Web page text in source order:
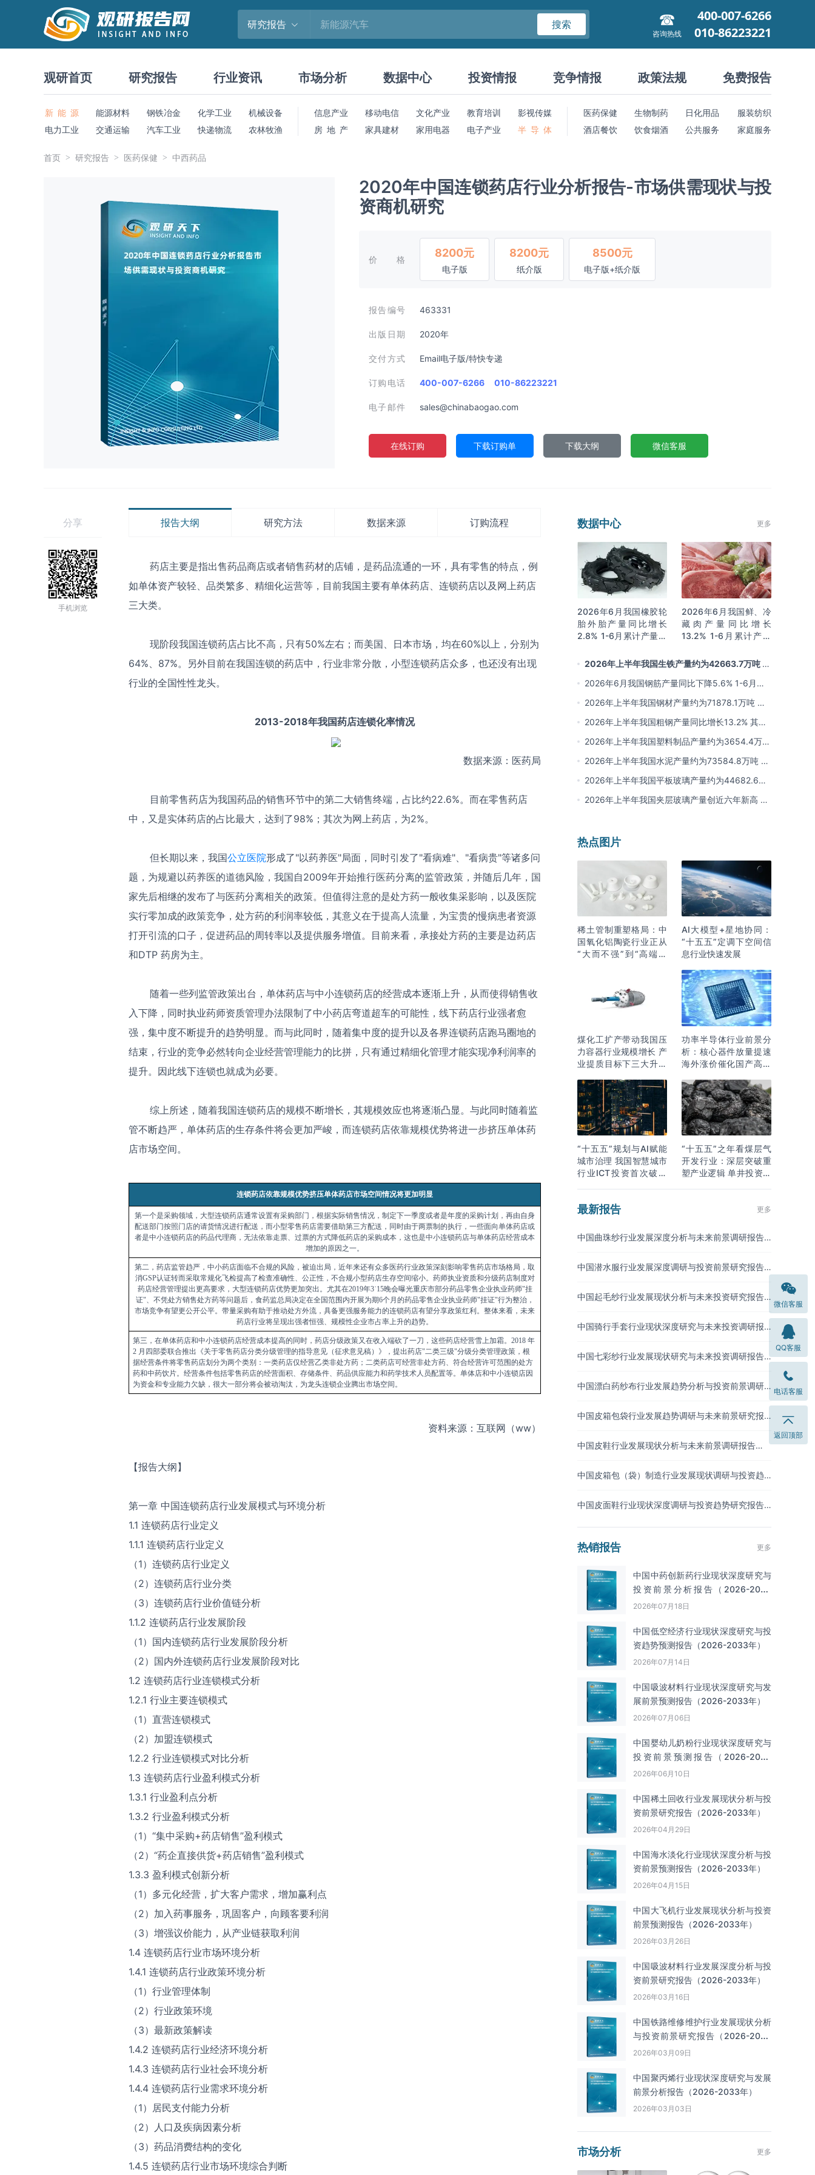
研究报告 搜索
咨询热线
400-007-6266
010-86223221
观研首页 研究报告 行业资讯 市场分析 数据中心 投资情报 竞争情报 政策法规 免费报告
新 能 源 能源材料 钢铁冶金 化学工业
机械设备
电力工业
交通运输 汽车工业 快递物流 农林牧渔
信息产业 移动电信 文化产业 教育培训
影视传媒
房 地 产
家具建材 家用电器 电子产业 半 导 体
医药保健 生物制药 日化用品
服装纺织
酒店餐饮
饮食烟酒 公共服务 家庭服务
首页 研究报告 医药保健 中西药品
2020年中国连锁药店行业分析报告-市场供需现状与投
资商机研究
价格
8200元
电子版
8200元
纸介版
8500元
电子版+纸介版
报告编号 463331
出版日期 2020年
交付方式 Email电子版/特快专递
订购电话 400-007-6266 010-86223221
电子邮件 sales@chinabaogao.com
在线订购 下载订购单 下载大纲 微信客服
分享
手机浏览
报告大纲 研究方法 数据来源 订购流程
药店主要是指出售药品商店或者销售药材的店铺，是药品流通的一环，具有零售的特点，例
如单体资产较轻、品类繁多、精细化运营等，目前我国主要有单体药店、连锁药店以及网上药店
三大类。
现阶段我国连锁药店占比不高，只有50%左右；而美国、日本市场，均在60%以上，分别为
64%、87%。另外目前在我国连锁的药店中，行业非常分散，小型连锁药店众多，也还没有出现
行业的全国性性龙头。
2013-2018年我国药店连锁化率情况
数据来源：医药局
目前零售药店为我国药品的销售环节中的第二大销售终端，占比约22.6%。而在零售药店
中，又是实体药店的占比最大，达到了98%；其次为网上药店，为2%。
但长期以来，我国公立医院形成了"以药养医"局面，同时引发了"看病难"、"看病贵"等诸多问
题，为规避以药养医的道德风险，我国自2009年开始推行医药分离的监管政策，并随后几年，国
家先后相继的发布了与医药分离相关的政策。但值得注意的是处方药一般收集采影响，以及医院
实行零加成的政策竞争，处方药的利润率较低，其意义在于提高人流量，为宝贵的慢病患者资源
打开引流的口子，促进药品的周转率以及提供服务增值。目前来看，承接处方药的主要是边药店
和DTP 药房为主。
随着一些列监管政策出台，单体药店与中小连锁药店的经营成本逐渐上升，从而使得销售收
入下降，同时执业药师资质管理办法限制了中小药店弯道超车的可能性，线下药店行业强者愈
强，集中度不断提升的趋势明显。而与此同时，随着集中度的提升以及各界连锁药店跑马圈地的
结束，行业的竞争必然转向企业经营管理能力的比拼，只有通过精细化管理才能实现净利润率的
提升。因此线下连锁也就成为必要。
综上所述，随着我国连锁药店的规模不断增长，其规模效应也将逐渐凸显。与此同时随着监
管不断趋严，单体药店的生存条件将会更加严峻，而连锁药店依靠规模优势将进一步挤压单体药
店市场空间。
连锁药店依靠规模优势挤压单体药店市场空间情况将更加明显
第一个是采购领域，大型连锁药店通常设置有采购部门，根据实际销售情况，制定下一季度或者是年度的采购计划，再由自身
配送部门按照门店的请货情况进行配送，而小型零售药店需要借助第三方配送，同时由于两票制的执行，一些面向单体药店或
者是中小连锁药店的药品代理商，无法依靠走票、过票的方式降低药店的采购成本，这也是中小连锁药店与单体药店经营成本
增加的原因之一。
第二，药店监管趋严，中小药店面临不合规的风险，被迫出局，近年来还有众多医药行业政策深刻影响零售药店市场格局，取
消GSP认证转而采取常规化飞检提高了检查准确性、公正性，不合规小型药店生存空间缩小。药师执业资质和分级药店制度对
药店经营管理提出更高要求，大型连锁药店优势更加突出。尤其在2019年3˙15晚会曝光重庆市部分药品零售企业执业药师"挂
证"、不凭处方销售处方药等问题后，食药监总局决定在全国范围内开展为期6个月的药品零售企业执业药师"挂证"行为整治，
市场竞争有望更公开公平。带量采购有助于推动处方外流，具备更强服务能力的连锁药店有望分享政策红利。整体来看，未来
药店行业将呈现出强者恒强、规模性企业市占率上升的趋势。
第三，在单体药店和中小连锁药店经营成本提高的同时，药店分级政策又在收入端砍了一刀，这些药店经营雪上加霜。 2018 年
2 月四部委联合推出《关于零售药店分类分级管理的指导意见（征求意见稿）》，提出药店"二类三级"分级分类管理政策，根
据经营条件将零售药店划分为两个类别：一类药店仅经营乙类非处方药；二类药店可经营非处方药、符合经营许可范围的处方
药和中药饮片。经营条件包括零售药店的经营面积、存储条件、药品供应能力和药学技术人员配置等。单体店和中小连锁店因
为资金和专业能力欠缺，很大一部分将会被动淘汰，为龙头连锁企业腾出市场空间。
资料来源：互联网 （ww）
【报告大纲】
第一章 中国连锁药店行业发展模式与环境分析
1.1 连锁药店行业定义
1.1.1 连锁药店行业定义
（1）连锁药店行业定义
（2）连锁药店行业分类
（3）连锁药店行业价值链分析
1.1.2 连锁药店行业发展阶段
（1）国内连锁药店行业发展阶段分析
（2）国内外连锁药店行业发展阶段对比
1.2 连锁药店行业连锁模式分析
1.2.1 行业主要连锁模式
（1）直营连锁模式
（2）加盟连锁模式
1.2.2 行业连锁模式对比分析
1.3 连锁药店行业盈利模式分析
1.3.1 行业盈利点分析
1.3.2 行业盈利模式分析
（1）“集中采购+药店销售”盈利模式
（2）“药企直接供货+药店销售”盈利模式
1.3.3 盈利模式创新分析
（1）多元化经营，扩大客户需求，增加赢利点
（2）加入药事服务，巩固客户，向顾客要利润
（3）增强议价能力，从产业链获取利润
1.4 连锁药店行业市场环境分析
1.4.1 连锁药店行业政策环境分析
（1）行业管理体制
（2）行业政策环境
（3）最新政策解读
1.4.2 连锁药店行业经济环境分析
1.4.3 连锁药店行业社会环境分析
1.4.4 连锁药店行业需求环境分析
（1）居民支付能力分析
（2）人口及疾病因素分析
（3）药品消费结构的变化
1.4.5 连锁药店行业市场环境综合判断
数据中心 更多
2026年6月我国橡胶轮
胎外胎产量同比增长
2.8% 1-6月累计产量同
2026年6月我国鲜、冷
藏肉产量同比增长
13.2% 1-6月累计产量
2026年上半年我国生铁产量约为42663.7万吨 同
比下降2.8% 其中河北产量占比22.7%排名第一
2026年6月我国钢筋产量同比下降5.6% 1-6月累
计产量同比下降10.7%
2026年上半年我国钢材产量约为71878.1万吨 同
比下降0.9% 其中河北以超亿吨产量排名第一
2026年上半年我国粗钢产量同比增长13.2% 其中
河北产量占比21.5%位居首位
2026年上半年我国塑料制品产量约为3654.4万吨
其中江苏、浙江产量分别占比18.9%、16.0%
2026年上半年我国水泥产量约为73584.8万吨 同
比下降8% 其中广东、浙江和安徽分别排名前三
2026年上半年我国平板玻璃产量约为44682.6万
重量箱 同比下降5.7% 其中河北产量最多 占比
2026年上半年我国夹层玻璃产量创近六年新高 约
热点图片
稀土管制重塑格局：中
国氧化铝陶瓷行业正从
“大而不强”到“高端突
AI大模型+星地协同：
“十五五”定调下空间信
息行业快速发展
煤化工扩产带动我国压
力容器行业规模增长 产
业提质目标下三大升级
功率半导体行业前景分
析：核心器件放量提速
海外涨价催化国产高端
“十五五”规划与AI赋能
城市治理 我国智慧城市
行业ICT投资首次破万
“十五五”之年看煤层气
开发行业：深层突破重
塑产业逻辑 单井投资成
最新报告 更多
中国曲珠纱行业发展深度分析与未来前景调研报告
中国潜水服行业发展深度调研与投资前景研究报告
中国起毛纱行业发展现状分析与未来投资研究报告
中国骑行手套行业现状深度研究与未来投资调研报
中国七彩纱行业发展现状研究与未来投资调研报告
中国漂白药纱布行业发展趋势分析与投资前景调研
中国皮箱包袋行业发展趋势调研与未来前景研究报
中国皮鞋行业发展现状分析与未来前景调研报告
中国皮箱包（袋）制造行业发展现状调研与投资趋
中国皮面鞋行业现状深度调研与投资趋势研究报告
热销报告 更多
中国中药创新药行业现状深度研究与
投资前景分析报告（2026-2033
年）
2026年07月18日
中国低空经济行业现状深度研究与投
资趋势预测报告（2026-2033年）
2026年07月14日
中国吸波材料‌‌‌行业现状深度研究与发
展前景预测报告（2026-2033年）
2026年07月06日
中国婴幼儿奶粉行业现状深度研究与
投资前景预测报告（2026-2033
年）
2026年06月10日
中国‌‌稀土回收‌‌行业发展现状分析与投
资前景研究报告（2026-2033年）
2026年04月29日
中国海水淡化行业现状深度分析与投
资前景预测报告（2026-2033年）
2026年04月15日
中国大飞机行业发展现状分析与投资
前景预测报告（2026-2033年）
2026年03月26日
中国吸波材料行业发展深度分析与投
资前景研究报告（2026-2033年）
2026年03月16日
中国铁路维修维护行业发展现状分析
与投资前景研究报告（2026-2033
年）
2026年03月09日
中国聚丙烯行业现状深度研究与发展
前景分析报告（2026-2033年）
2026年03月03日
市场分析 更多
微信客服
QQ客服
电话客服
返回顶部